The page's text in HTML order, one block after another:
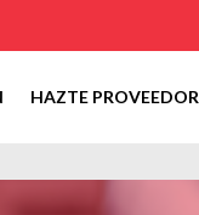
HAZTE PROVEEDOR